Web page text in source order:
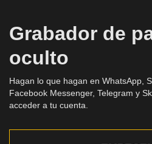
Grabador de
oculto
Hagan lo que hagan en WhatsApp,
Facebook Messenger, Telegram y
acceder a tu cuenta.